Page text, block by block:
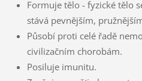
Formuje tělo - fyzické tělo
stává pevnějším,
Působí proti celé řadě
civilizačním chorobám.
Posiluje imunitu.